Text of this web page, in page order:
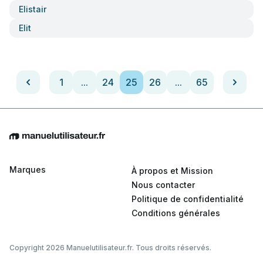
Elistair
Elit
1 ... 24 25 26 ... 65
Marques
À propos et Mission
Nous contacter
Politique de confidentialité
Conditions générales
Copyright 2026 Manuelutilisateur.fr. Tous droits réservés.